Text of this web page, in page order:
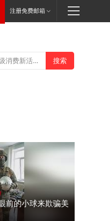
注册免费邮箱
前的小球来欺骗美